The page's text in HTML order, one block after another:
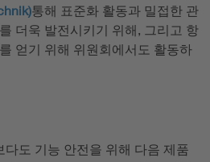
통해 표준화 활동과 밀접한 관
더욱 발전시키기 위해, 그리고 항
얻기 위해 위원회에서도 활동하
도 기능 안전을 위해 다음 제품